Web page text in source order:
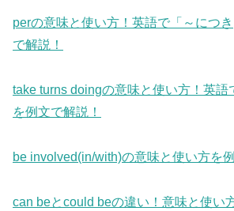
perの意味と使い方！英語で「～につ
で解説！
take turns doingの意味と使い方！英語
を例文で解説！
be involved(in/with)の意味と使い方を
can beとcould beの違い！意味と使い